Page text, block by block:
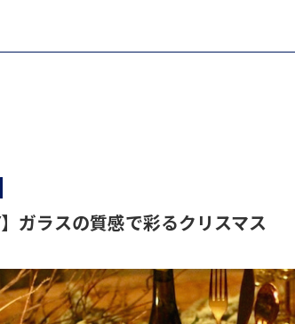
ガラスの質感で彩るクリスマス